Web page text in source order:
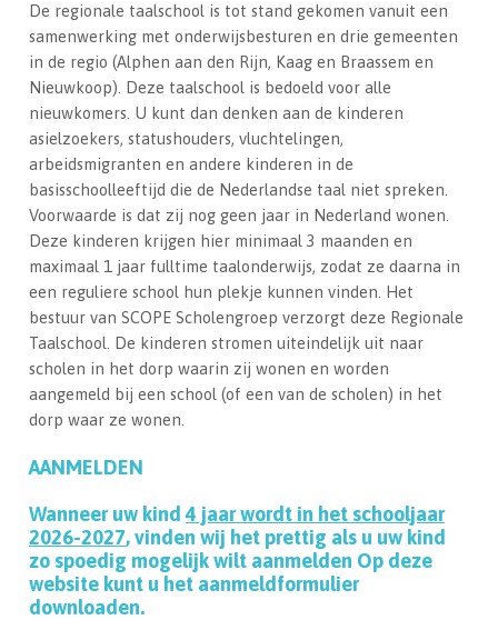
De regionale taalschool is tot stand gekomen vanuit een
samenwerking met onderwijsbesturen en drie gemeenten
in de regio (Alphen aan den Rijn, Kaag en Braassem en
Nieuwkoop). Deze taalschool is bedoeld voor alle
nieuwkomers. U kunt dan denken aan de kinderen
asielzoekers, statushouders, vluchtelingen,
arbeidsmigranten en andere kinderen in de
basisschoolleeftijd die de Nederlandse taal niet spreken.
Voorwaarde is dat zij nog geen jaar in Nederland wonen.
Deze kinderen krijgen hier minimaal 3 maanden en
maximaal 1 jaar fulltime taalonderwijs, zodat ze daarna in
een reguliere school hun plekje kunnen vinden. Het
bestuur van SCOPE Scholengroep verzorgt deze Regionale
Taalschool. De kinderen stromen uiteindelijk uit naar
scholen in het dorp waarin zij wonen en worden
aangemeld bij een school (of een van de scholen) in het
dorp waar ze wonen.
AANMELDEN
Wanneer uw kind4 jaar wordt in het schooljaar
2026-2027, vinden wij het prettig als u uw kind
zo spoedig mogelijk wilt aanmelden Op deze
website kunt u het aanmeldformulier
downloaden.